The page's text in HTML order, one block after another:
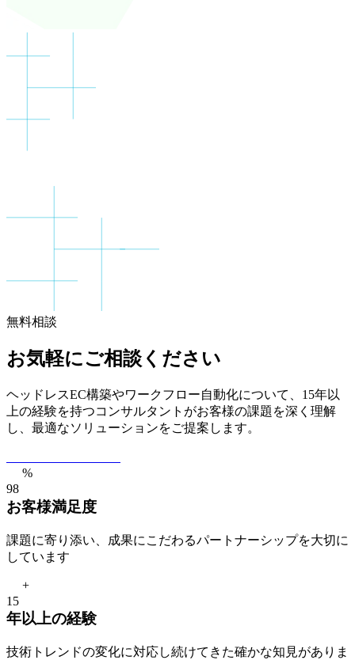
無料相談
お気軽にご相談ください
ヘッドレスEC構築やワークフロー自動化について、15年以
上の経験を持つコンサルタントがお客様の課題を深く理解
し、最適なソリューションをご提案します。
98
%
お客様満足度
課題に寄り添い、成果にこだわるパートナーシップを大切に
しています
1 5
+
年以上の経験
技術トレンドの変化に対応し続けてきた確かな知見がありま